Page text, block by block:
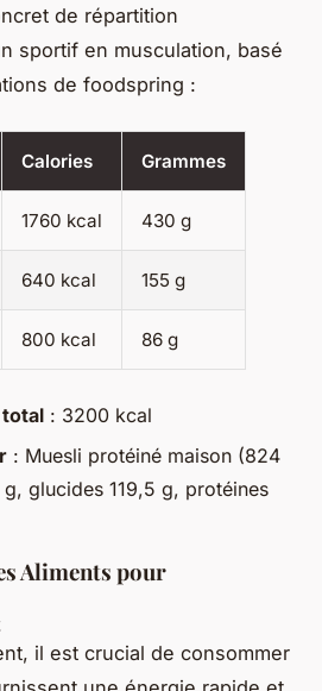
de répartition
sportif en musculation, basé
de foodspring :
Calories Grammes
1760 kcal 430 g
640 kcal 155 g
800 kcal 86 g
: 3200 kcal
: Muesli protéiné maison (824
glucides 119,5 g, protéines
Aliments pour
il est crucial de consommer